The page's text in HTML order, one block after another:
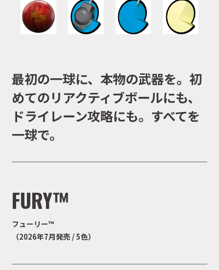
最初の一球に、本物の武器を。初
めてのリアクティブボールにも、
ドライレーン攻略にも。すべてを
一球で。
FURY™
フューリー™
（2026年7月発売 / 5色）